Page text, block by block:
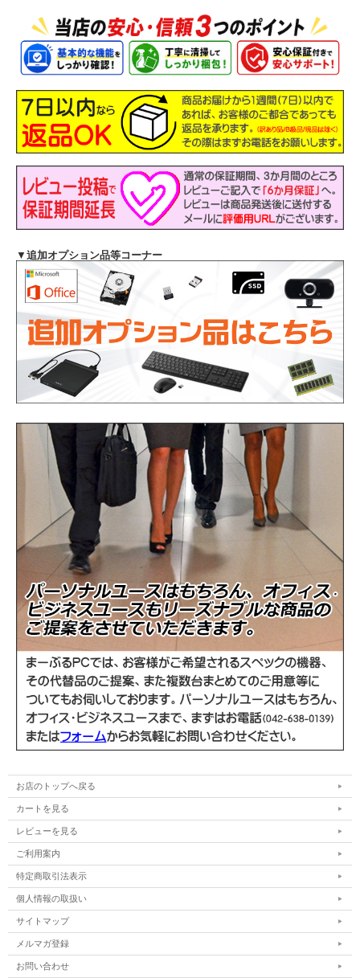
▼ 追加オプション品等コーナー
お店のトップへ戻る
カートを見る
レビューを見る
ご利用案内
特定商取引法表示
個人情報の取扱い
サイトマップ
メルマガ登録
お問い合わせ